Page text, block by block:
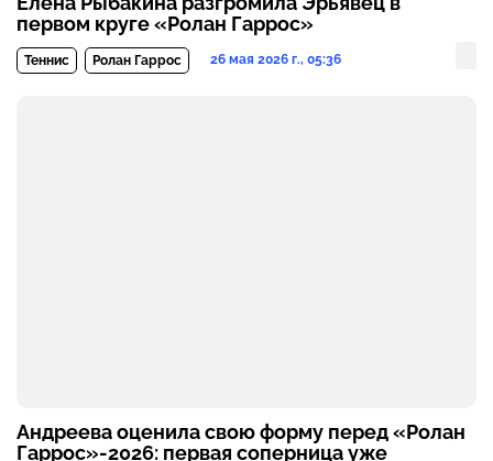
первом круге «Ролан Гаррос»
Теннис Ролан Гаррос 26 мая 2026 г., 05:36
Андреева оценила свою форму перед «Ролан
Гаррос»-2026: первая соперница уже